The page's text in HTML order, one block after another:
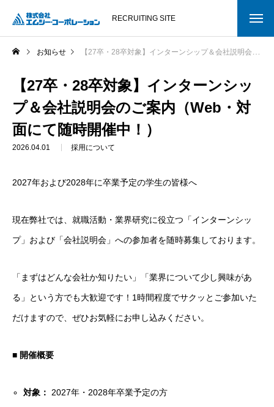
RECRUITING SITE
お知らせ 【27卒・28卒対象】インターンシップ＆会社説明会のご案内（Web・対面にて随時開催中！）
【27卒・28卒対象】インターンシッ
プ＆会社説明会のご案内（Web・対
面にて随時開催中！）
2026.04.01 採用について
2027年および2028年に卒業予定の学生の皆様へ
現在弊社では、就職活動・業界研究に役立つ「インターンシッ
プ」および「会社説明会」への参加者を随時募集しております。
「まずはどんな会社か知りたい」「業界について少し興味があ
る」という方でも大歓迎です！1時間程度でサクッとご参加いた
だけますので、ぜひお気軽にお申し込みください。
■ 開催概要
対象： 2027年・2028年卒業予定の方